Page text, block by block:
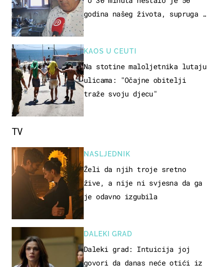
godina našeg života, supruga i
KAOS U CEUTI
Na stotine maloljetnika lutaju
ulicama: "Očajne obitelji
traže svoju djecu"
TV
NASLJEDNIK
Želi da njih troje sretno
žive, a nije ni svjesna da ga
je odavno izgubila
DALEKI GRAD
Daleki grad: Intuicija joj
govori da danas neće otići iz